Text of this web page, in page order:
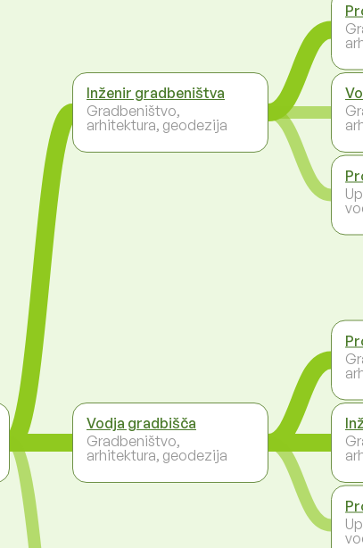
Inženir gradbeništva
Gradbeništvo,
arhitektura, geodezija
Vodja gradbišča
Gradbeništvo,
arhitektura, geodezija